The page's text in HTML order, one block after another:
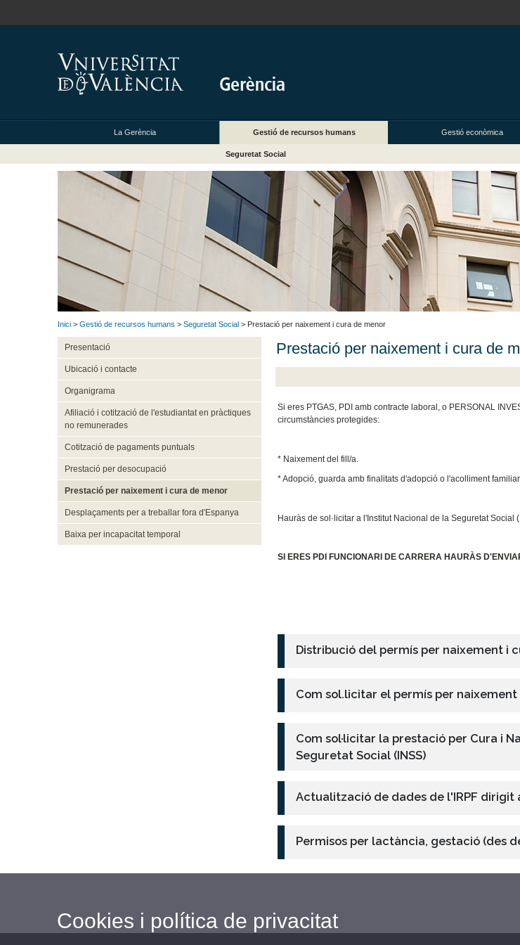
La Gerència Gestió de recursos humans Gestió econòmica
Seguretat Social
Inici > Gestió de recursos humans > Seguretat Social > Prestació per naixement i cura de menor
Presentació
Ubicació i contacte
Organigrama
Afiliació i cotització de l'estudiantat en pràctiques
no remunerades
Cotització de pagaments puntuals
Prestació per desocupació
Prestació per naixement i cura de menor
Desplaçaments per a treballar fora d'Espanya
Baixa per incapacitat temporal
Prestació per naixement i cura de
Si eres PTGAS, PDI amb contracte laboral, o PERSONAL
circumstàncies protegides:
* Naixement del fill/a.
* Adopció, guarda amb finalitats d'adopció o l'acolliment
Hauràs de sol·licitar a l'Institut Nacional de la Seguretat
SI ERES PDI FUNCIONARI DE CARRERA HAURÀS
Distribució del permís per naixement i
Com sol.licitar el permís per
Com sol·licitar la prestació per Cura i
Seguretat Social (INSS)
Actualització de dades de l'IRPF dirigit
Permisos per lactància, gestació (des
Cookies i política de privacitat